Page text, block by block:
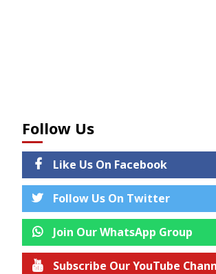
Follow Us
Like Us On Facebook
Follow Us On Twitter
Join Our WhatsApp Group
Subscribe Our YouTube